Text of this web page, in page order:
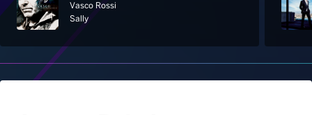
Home
Palinsesto
Notizie
Vasco Rossi
Sally